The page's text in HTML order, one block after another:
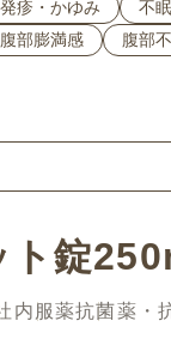
発疹・かゆみ 不眠
腹部膨満感
腹部
ト錠
内服薬抗菌薬・